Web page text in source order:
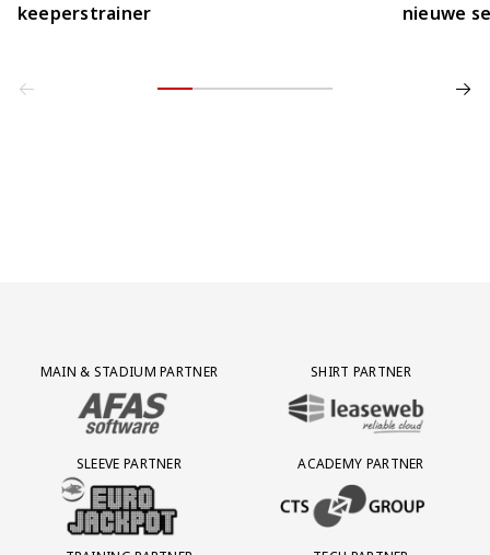
keeperstrainer
nieuwe
Partner Logos Grid
MAIN & STADIUM PARTNER
BEZOEK ONZE MAIN & STADIUM PARTNER AFAS SOFTWARE
SHIRT PARTNER
BEZOEK ONZE SHIRT PARTNER
SLEEVE PARTNER
BEZOEK ONZE SLEEVE PARTNER EUROJACKPOT
ACADEMY PARTNER
BEZOEK ONZE ACADEMY